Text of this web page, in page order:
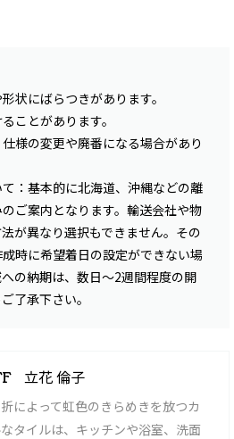
状にばらつきがあります。
ことがあります。
様の変更や廃番になる場合があり
：基本的に北海道、沖縄などの離
ご案内となります。輸送会社や物
が異なり選択もできません。その
時に希望着日の設定ができない場
の納期は、数日〜2週間程度の開
了承下さい。
立花 倫子
によって虹色のきらめきを放つカ
タイルは、キッチンや浴室、洗面